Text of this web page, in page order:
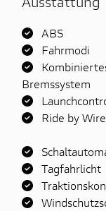
ABS
Fahrmodi
Bremssystem
Ride by Wire
Tagfahrlicht